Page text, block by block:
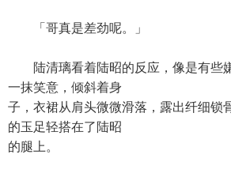
「哥真是差劲呢。」
陆清璃看着陆昭的反应，像是有些
一抹笑意，倾斜着身
子，衣裙从肩头微微滑落，露出纤细锁
的玉足轻搭在了陆昭
的腿上。